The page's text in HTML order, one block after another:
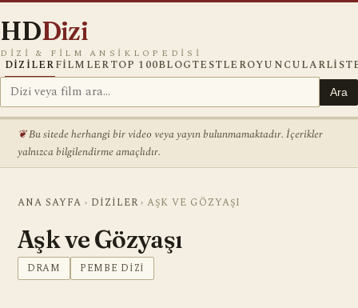
HDDizi
DIZI & FILM ANSIKLOPEDISI
DIZILERFILMLERTOP 100BLOGTESTLEROYUNCULAR
Ara
Bu sitede herhangi bir video veya yayın bulunmamaktadır. İçerikler
yalnızca bilgilendirme amaçlıdır.
ANA SAYFA › DIZILER ›AŞK VE GÖZYAŞI
Aşk ve Gözyaşı
DRAM PEMBE DIZI